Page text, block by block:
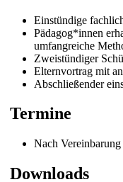
Einstündige
Pädagog*innen
umfangreiche
Zweistündiger
Elternvortrag mit
Abschließender
Termine
Nach Vereinbarung
Downloads